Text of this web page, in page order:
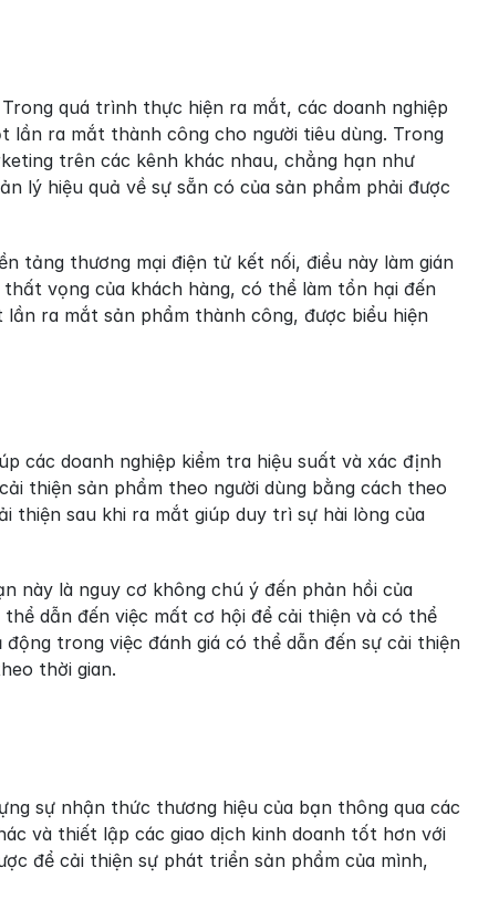
quá trình thực hiện ra mắt, các doanh nghiệp
ra mắt thành công cho người tiêu dùng. Trong
trên các kênh khác nhau, chẳng hạn như
lý hiệu quả về sự sẵn có của sản phẩm phải được
tảng thương mại điện tử kết nối, điều này làm gián
vọng của khách hàng, có thể làm tổn hại đến
ra mắt sản phẩm thành công, được biểu hiện
các doanh nghiệp kiểm tra hiệu suất và xác định
thiện sản phẩm theo người dùng bằng cách theo
thiện sau khi ra mắt giúp duy trì sự hài lòng của
này là nguy cơ không chú ý đến phản hồi của
dẫn đến việc mất cơ hội để cải thiện và có thể
trong việc đánh giá có thể dẫn đến sự cải thiện
thời gian.
sự nhận thức thương hiệu của bạn thông qua các
và thiết lập các giao dịch kinh doanh tốt hơn với
để cải thiện sự phát triển sản phẩm của mình,